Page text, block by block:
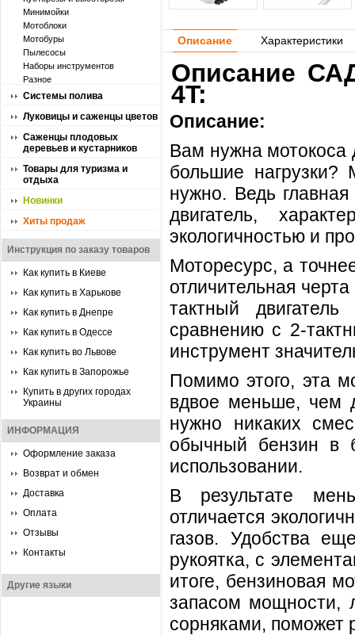
Минимойки
Мотоблоки
Мотобуры
Пылесосы
Наборы инструментов
Разное
Системы полива
Луковицы и саженцы цветов
Саженцы плодовых
деревьев и кустарников
Товары для туризма и
отдыха
Новинки
Хиты продаж
Инструкция по заказу товаров
Как купить в Киеве
Как купить в Харькове
Как купить в Днепре
Как купить в Одессе
Как купить во Львове
Как купить в Запорожье
Купить в других городах
Украины
ИНФОРМАЦИЯ
Оформление заказа
Возврат и обмен
Доставка
Оплата
Отзывы
Контакты
Другие языки
Описание Характеристики
Описание
4T:
Описание:
Вам нужна мотокоса
большие
нужно. Ведь
двигатель,
экологичностью и
Моторесурс, а
отличительная
тактный
сравнению с 2-
инструмент
Помимо этого, эта
вдвое меньше, чем
нужно никаких
обычный бензин в
использовании.
В результате
отличается
газов. Удобства
рукоятка, с
итоге, бензиновая
запасом мощности,
сорняками, поможет